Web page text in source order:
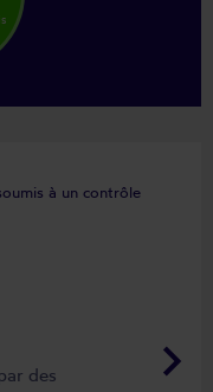
à un contrôle
keyboard_arrow_right
des